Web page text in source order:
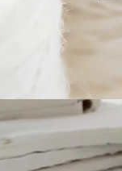
Contacta